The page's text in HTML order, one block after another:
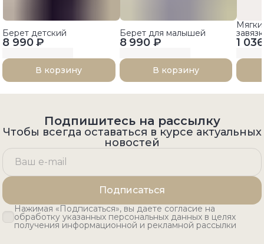
8 990 ₽
Берет детский
В корзину
8 990 ₽
Берет для малышей
В корзину
1
Подпишитесь на рассылку
Чтобы всегда оставаться в курсе актуальных
новостей
Подписаться
Нажимая «Подписаться», вы даете согласие на
обработку указанных персональных данных в целях
получения информационной и рекламной рассылки